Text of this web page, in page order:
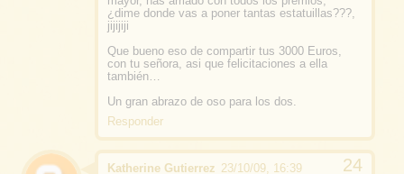
¿dime donde vas a poner tantas estatuillas???,
jijijiji
Que bueno eso de compartir tus 3000 Euros,
con tu señora, asi que felicitaciones a ella
también…
Un gran abrazo de oso para los dos.
Responder
Katherine Gutierrez 23/10/09, 16:39